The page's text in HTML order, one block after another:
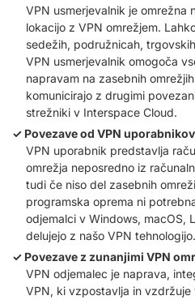
VPN usmerjevalnik je omrežna
lokacijo z VPN omrežjem.
sedežih, podružnicah,
VPN usmerjevalnik omogoča
napravam na zasebnih
komunicirajo z drugimi
strežniki v Interspace Cloud.
Povezave od VPN
VPN uporabnik predstavlja
omrežja neposredno iz
tudi če niso del zasebnih
programska oprema ni
odjemalci v Windows, macOS,
delujejo z našo VPN tehnologijo.
Povezave z zunanjimi VPN
VPN odjemalec je naprava,
VPN, ki vzpostavlja in